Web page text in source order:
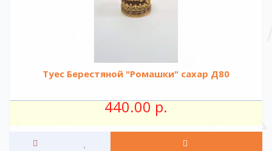
Туес Берестяной "Ромашки" сахар Д80
440.00 р.